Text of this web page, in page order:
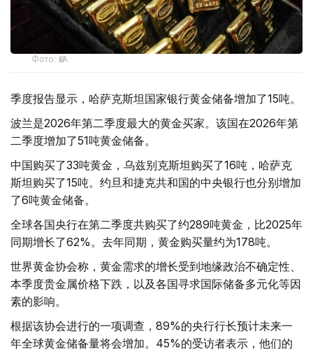
Фото: ӨзА
季度报告显示，哈萨克斯坦国家银行黄金储备增加了15吨。
波兰是2026年第二季度最大的黄金买家。该国在2026年第
二季度增加了51吨黄金储备。
中国购买了33吨黄金，乌兹别克斯坦购买了16吨，哈萨克
斯坦购买了15吨。约旦和捷克共和国的中央银行也分别增加
了6吨黄金储备。
全球各国央行在第二季度共购买了约289吨黄金，比2025年
同期增长了62%。去年同期，黄金购买量约为178吨。
世界黄金协会称，黄金需求的增长受到地缘政治不确定性、
本季度贵金属价格下跌，以及各国寻求国际储备多元化等因
素的影响。
根据该协会进行的一项调查，89%的央行行长预计未来一
年全球黄金储备量将会增加。45%的受访者表示，他们的